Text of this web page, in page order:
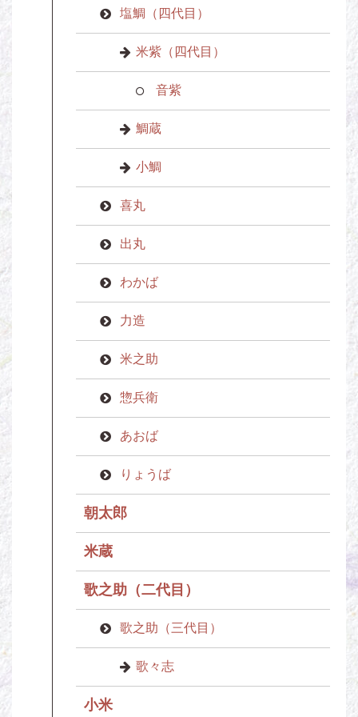
塩鯛（四代目）
米紫（四代目）
音紫
鯛蔵
小鯛
喜丸
出丸
わかば
力造
米之助
惣兵衛
あおば
りょうば
朝太郎
米蔵
歌之助（二代目）
歌之助（三代目）
歌々志
小米